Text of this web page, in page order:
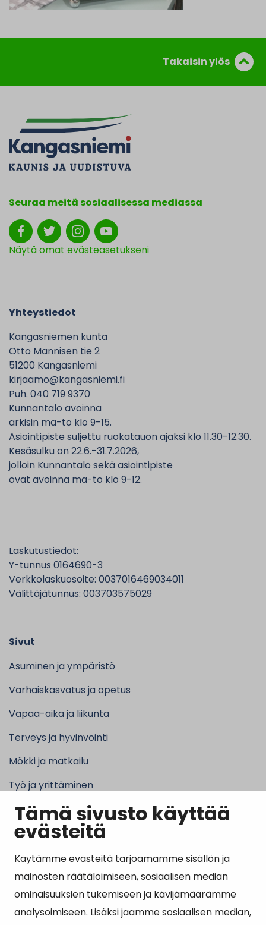
Tämä sivusto käyttää
evästeitä
Käytämme evästeitä tarjoamamme sisällön ja
mainosten räätälöimiseen, sosiaalisen median
ominaisuuksien tukemiseen ja kävijämäärämme
analysoimiseen. Lisäksi jaamme sosiaalisen median,
Takaisin ylös
Seuraa meitä sosiaalisessa mediassa
Näytä omat evästeasetukseni
Yhteystiedot
Kangasniemen kunta
Otto Mannisen tie 2
51200 Kangasniemi
kirjaamo@kangasniemi.fi
Puh. 040 719 9370
Kunnantalo avoinna
arkisin ma-to klo 9-15.
Asiointipiste suljettu ruokatauon ajaksi klo 11.30-12.30.
Kesäsulku on 22.6.-31.7.2026,
jolloin Kunnantalo sekä asiointipiste
ovat avoinna ma-to klo 9-12.
Laskutustiedot:
Y-tunnus 0164690-3
Verkkolaskuosoite: 0037016469034011
Välittäjätunnus: 003703575029
Sivut
Asuminen ja ympäristö
Varhaiskasvatus ja opetus
Vapaa-aika ja liikunta
Terveys ja hyvinvointi
Mökki ja matkailu
Työ ja yrittäminen
Kunta ja hallinto
Suosituimmat sivut
Esityslistat, pöytäkirjat, viranhaltijapäätökset ja
kuulutukset